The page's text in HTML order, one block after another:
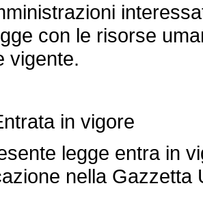
con le risorse
vigente.
in vigore
legge entra in
nella Gazzetta